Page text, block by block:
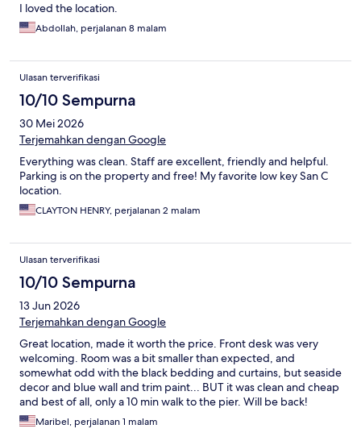
I loved the location.
Abdollah, perjalanan 8 malam
Ulasan terverifikasi
10/10 Sempurna
30 Mei 2026
Terjemahkan dengan Google
Everything was clean. Staff are excellent, friendly and helpful.
Parking is on the property and free! My favorite low key San C
location.
CLAYTON HENRY, perjalanan 2 malam
Ulasan terverifikasi
10/10 Sempurna
13 Jun 2026
Terjemahkan dengan Google
Great location, made it worth the price. Front desk was very
welcoming. Room was a bit smaller than expected, and
somewhat odd with the black bedding and curtains, but seaside
decor and blue wall and trim paint... BUT it was clean and cheap
and best of all, only a 10 min walk to the pier. Will be back!
Maribel, perjalanan 1 malam